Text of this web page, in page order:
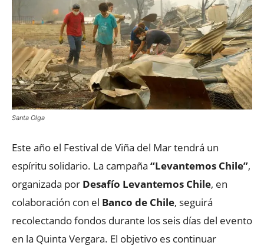
Santa Olga
Este año el Festival de Viña del Mar tendrá un
espíritu solidario. La campaña “Levantemos Chile”,
organizada por Desafío Levantemos Chile, en
colaboración con el Banco de Chile, seguirá
recolectando fondos durante los seis días del evento
en la Quinta Vergara. El objetivo es continuar